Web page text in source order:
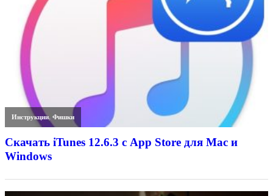
Инструкции,Фишки
Скачать iTunes 12.6.3 с App Store для Mac и
Windows